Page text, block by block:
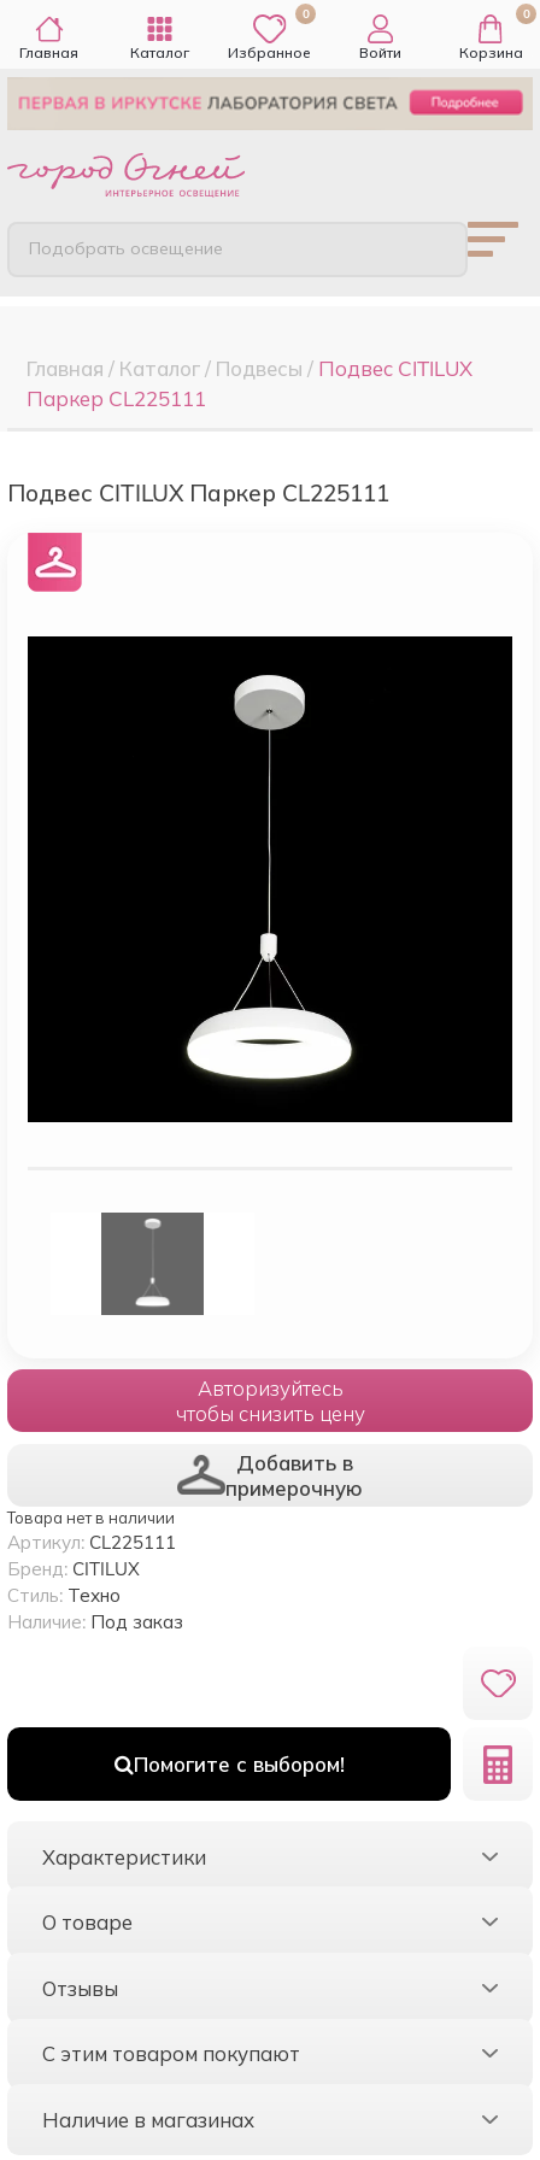
Главная Каталог
0
Избранное Войти
0
Корзина
Подобрать освещение
Главная / Каталог/ Подвесы / Подвес CITILUX
Паркер CL225111
Подвес CITILUX Паркер CL225111
Авторизуйтесь
чтобы снизить цену
Добавить в
примерочную
Товара нет в наличии
Помогите с выбором!
Артикул: CL225111
Бренд: CITILUX
Стиль: Техно
Наличие: Под заказ
Характеристики
О товаре
Отзывы
С этим товаром покупают
Наличие в магазинах